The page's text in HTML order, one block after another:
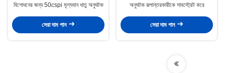
বিশোধনের জন্য 50cspi মূল্যবান ধাতু অনুঘটক
সেরা দাম পান
অনুঘটক রূপান্তরকারীকে সাবস্ট্রেট করে
সেরা দাম পান